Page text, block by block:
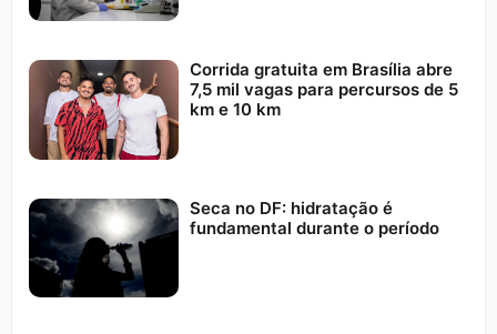
Corrida gratuita em Brasília abre
7,5 mil vagas para percursos de 5
km e 10 km
Seca no DF: hidratação é
fundamental durante o período